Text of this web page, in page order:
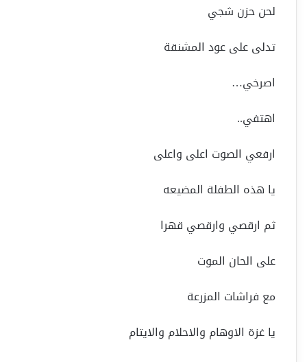
لحن حزن شجي
تدلى على عود المشنقة
اصرخي…
اهتفي..
ارفعي الصوت اعلى واعلى
يا هذه الطفلة المضيعه
ثم ارقصي وارقصي قهرا
على الحان الموت
مع فراشات المزرعة
يا غزة الاوهام والاحلام والايتام